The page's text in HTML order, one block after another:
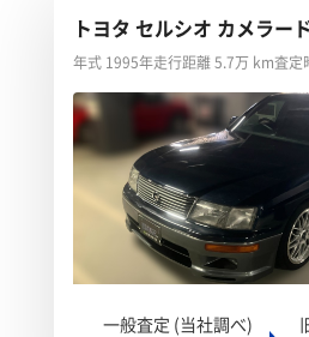
トヨタ セルシオ カメラー
年式 1995年走行距離 5.7万 km査定
一般査定 (当社調べ)